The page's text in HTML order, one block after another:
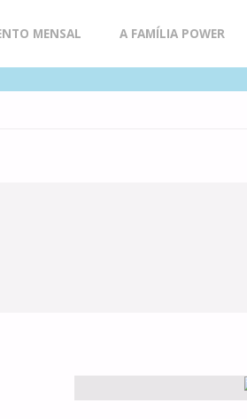
MENSAL A FAMÍLIA POWER